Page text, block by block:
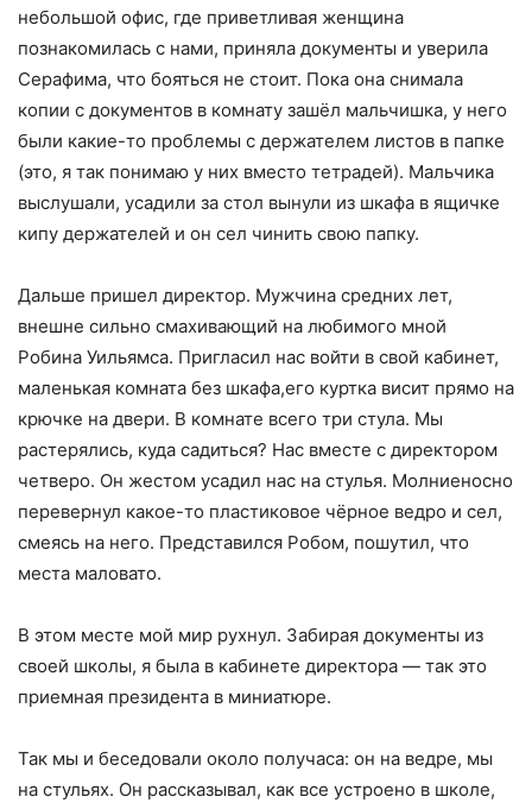
небольшой офис, где приветливая женщина
познакомилась с нами, приняла документы и уверила
Серафима, что бояться не стоит. Пока она снимала
копии с документов в комнату зашёл мальчишка, у него
были какие-то проблемы с держателем листов в папке
(это, я так понимаю у них вместо тетрадей). Мальчика
выслушали, усадили за стол вынули из шкафа в ящичке
кипу держателей и он сел чинить свою папку.
Дальше пришел директор. Мужчина средних лет,
внешне сильно смахивающий на любимого мной
Робина Уильямса. Пригласил нас войти в свой кабинет,
маленькая комната без шкафа,его куртка висит прямо на
крючке на двери. В комнате всего три стула. Мы
растерялись, куда садиться? Нас вместе с директором
четверо. Он жестом усадил нас на стулья. Молниеносно
перевернул какое-то пластиковое чёрное ведро и сел,
смеясь на него. Представился Робом, пошутил, что
места маловато.
В этом месте мой мир рухнул. Забирая документы из
своей школы, я была в кабинете директора — так это
приемная президента в миниатюре.
Так мы и беседовали около получаса: он на ведре, мы
на стульях. Он рассказывал, как все устроено в школе,